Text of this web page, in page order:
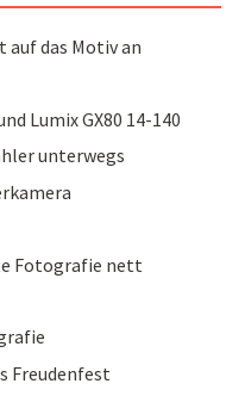
auf das Motiv an
Lumix GX80 14-140
unterwegs
Fotografie nett
Freudenfest